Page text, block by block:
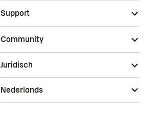
Support
Community
Juridisch
Nederlands